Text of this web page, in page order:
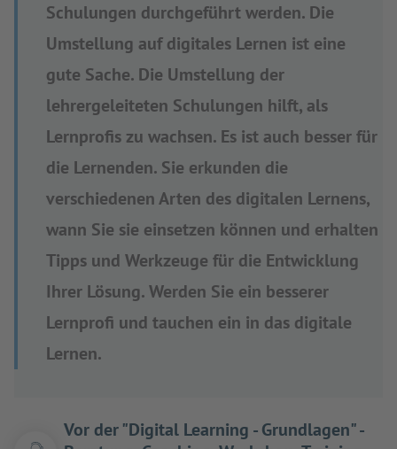
Schulungen durchgeführt werden. Die
Umstellung auf digitales Lernen ist eine
gute Sache. Die Umstellung der
lehrergeleiteten Schulungen hilft, als
Lernprofis zu wachsen. Es ist auch besser für
die Lernenden. Sie erkunden die
verschiedenen Arten des digitalen Lernens,
wann Sie sie einsetzen können und erhalten
Tipps und Werkzeuge für die Entwicklung
Ihrer Lösung. Werden Sie ein besserer
Lernprofi und tauchen ein in das digitale
Lernen.
Vor der "Digital Learning - Grundlagen" -